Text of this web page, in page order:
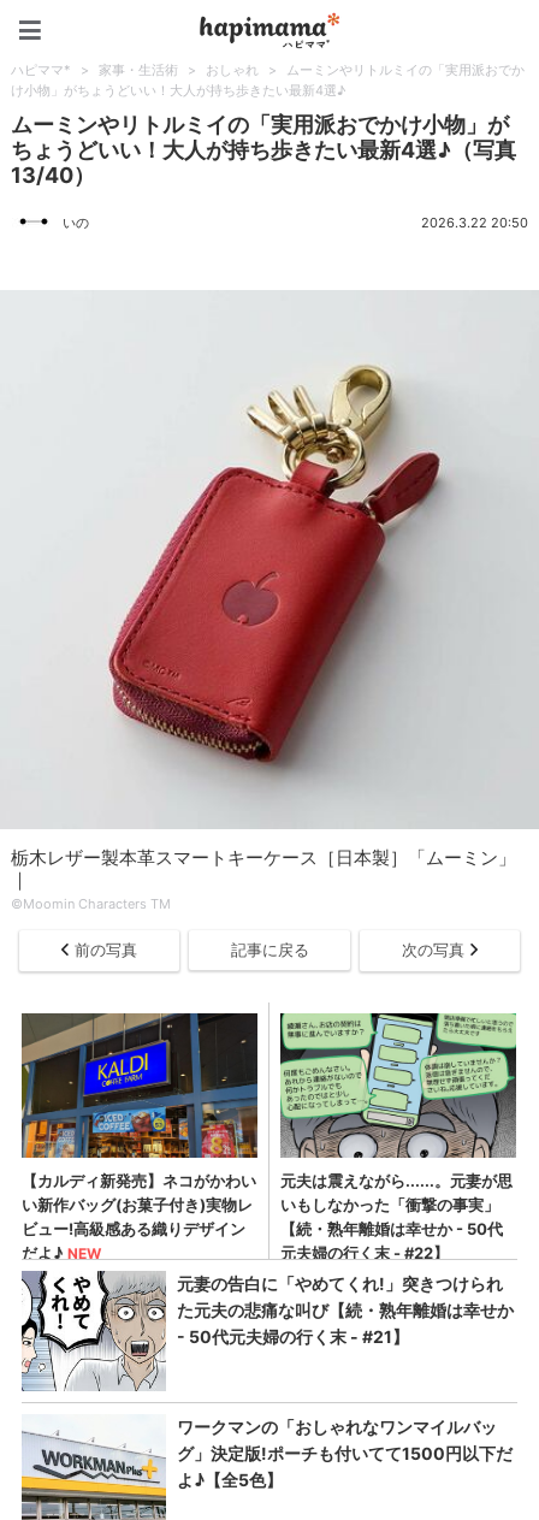
ハピママ* > 家事・生活術 > おしゃれ >
ムーミンやリトルミイの「実用派おでか
け小物」がちょうどいい！大人が持ち歩きたい最新4選♪
ムーミンやリトルミイの「実用派おでかけ小物」が
ちょうどいい！大人が持ち歩きたい最新4選♪（写真
13/40）
いの 2026.3.22 20:50
栃木レザー製本革スマートキーケース［日本製］「ムーミン」
｜
©Moomin Characters TM
前の写真 記事に戻る 次の写真